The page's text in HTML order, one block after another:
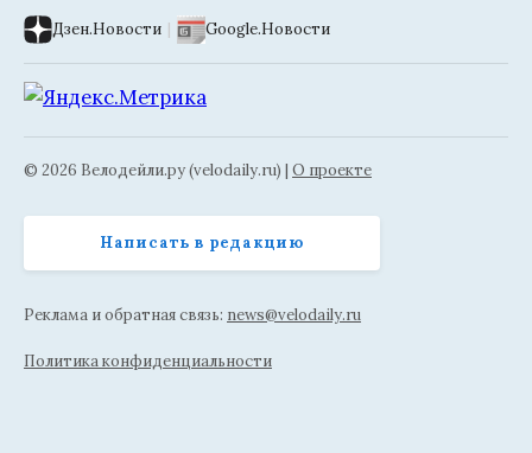
Дзен.Новости | Google.Новости
© 2026 Велодейли.ру (velodaily.ru) | О проекте
Написать в редакцию
Реклама и обратная связь: news@velodaily.ru
Политика конфиденциальности